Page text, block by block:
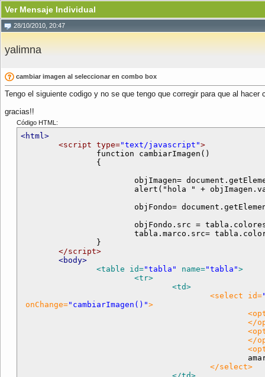
Ver Mensaje Individual
28/10/2010, 20:47
yalimna
cambiar imagen al seleccionar en combo box
Tengo el siguiente codigo y no se que tengo que corregir para que al
gracias!!
Código HTML:
<html>
<script type="text/javascript">
</script>
<body>
<table id="tabla" name="tabla">
<tr>
<td>
<select id=
onChange="cambiarImagen()">
</
</
</select>